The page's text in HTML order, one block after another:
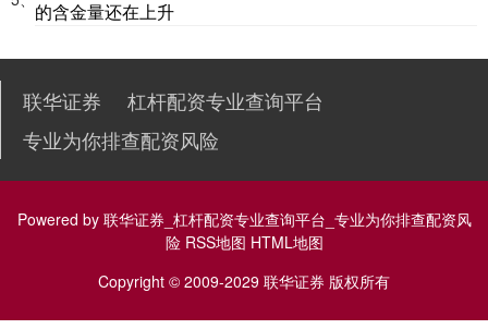
的含金量还在上升
联华证券
杠杆配资专业查询平台
专业为你排查配资风险
Powered by 联华证券_杠杆配资专业查询平台_专业为你排查配资风
险 RSS地图 HTML地图
Copyright © 2009-2029 联华证券 版权所有